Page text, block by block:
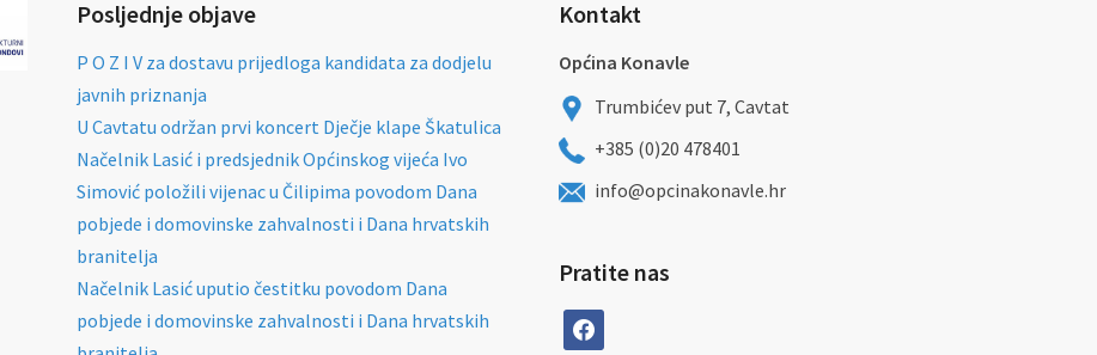
Posljednje objave
P O Z I V za dostavu prijedloga kandidata za dodjelu
javnih priznanja
U Cavtatu održan prvi koncert Dječje klape Škatulica
Načelnik Lasić i predsjednik Općinskog vijeća Ivo
Simović položili vijenac u Čilipima povodom Dana
pobjede i domovinske zahvalnosti i Dana hrvatskih
branitelja
Načelnik Lasić uputio čestitku povodom Dana
pobjede i domovinske zahvalnosti i Dana hrvatskih
Kontakt
Općina Konavle
Trumbićev put 7, Cavtat
+385 (0)20 478401
info@opcinakonavle.hr
Pratite nas
facebook